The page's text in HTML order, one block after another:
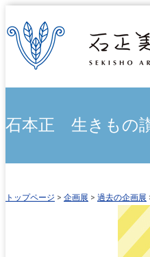
石本正 生きもの
トップページ > 企画展 > 過去の企画展